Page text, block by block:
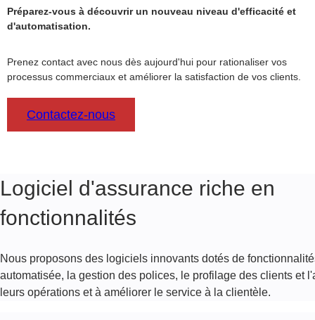
Préparez-vous à découvrir un nouveau niveau d'efficacité et
d'automatisation.
Prenez contact avec nous dès aujourd'hui pour rationaliser vos
processus commerciaux et améliorer la satisfaction de vos clients.
Contactez-nous
Logiciel d'assurance riche en
fonctionnalités
Nous proposons des logiciels innovants dotés de
automatisée, la gestion des polices, le profilage des clients et
leurs opérations et à améliorer le service à la clientèle.